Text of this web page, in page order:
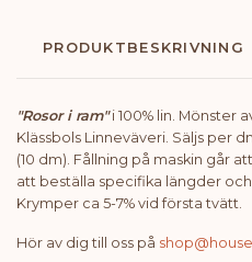
PRODUKTBESKRIVNING
"Rosor i ram"i 100% lin. Mönster
Klässbols Linneväveri. Säljs per
(10 dm). Fållning på maskin går
att beställa specifika längder
Krymper ca 5-7% vid första tvätt.
Hör av dig till oss på